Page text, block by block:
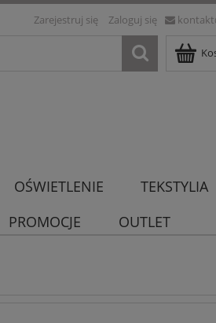
Zarejestruj się Zaloguj się
OŚWIETLENIE TEKSTYLIA
PROMOCJE OUTLET